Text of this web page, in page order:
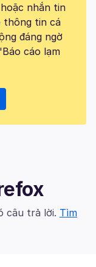
nhắn tin
thông tin cá
đáng ngờ
cáo lạm
câu trả lời. Tìm